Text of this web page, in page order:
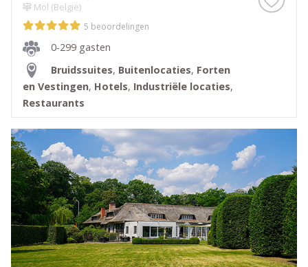
Mol (België)
5 beoordelingen
0-299 gasten
Bruidssuites, Buitenlocaties, Forten
en Vestingen, Hotels, Industriële locaties,
Restaurants